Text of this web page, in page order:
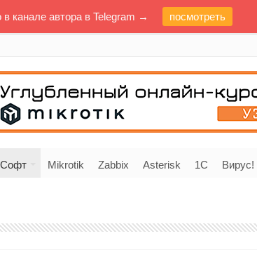
Софт Mikrotik Zabbix Asterisk 1C Вирус!
в канале автора в Telegram → посмотреть